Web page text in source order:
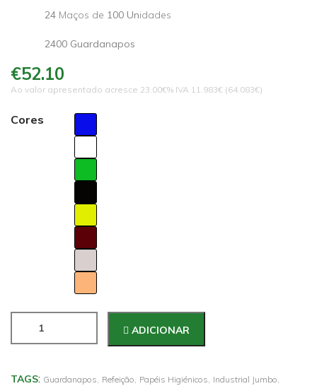
24 Maços de 100 Unidades
2400 Guardanapos
€52.10
Ao valor apresentado acresce 23.00€% IVA 11.983€ (64.083€)
Cores
ADICIONAR
TAGS: Guardanapos, Refeição, Papéis Higiénicos, Industrial Jumbo,